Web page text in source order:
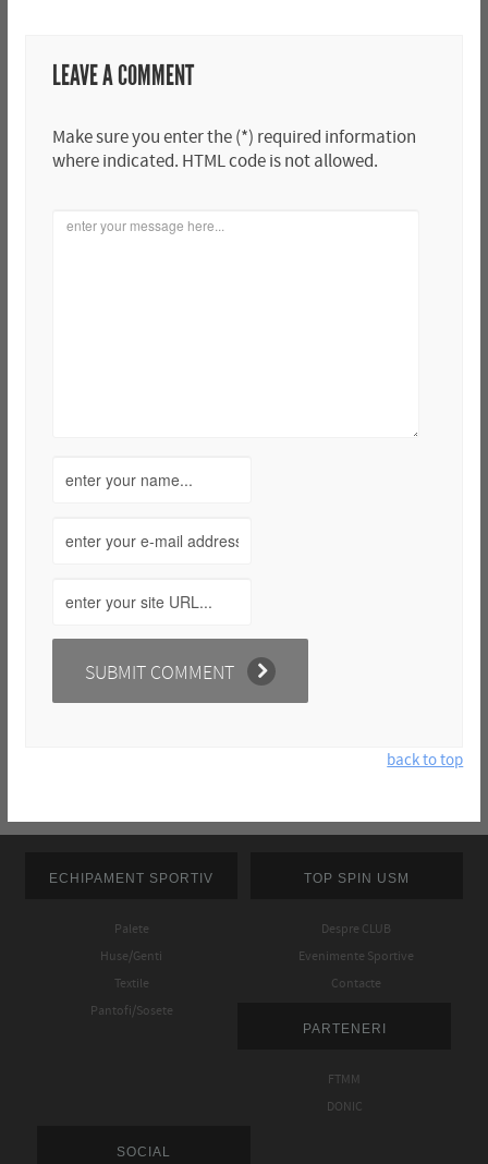
LEAVE A COMMENT
Make sure you enter the (*) required information
where indicated. HTML code is not allowed.
back to top
ECHIPAMENT SPORTIV
Palete
Huse/Genti
Textile
Pantofi/Sosete
TOP SPIN USM
Despre CLUB
Evenimente Sportive
Contacte
PARTENERI
FTMM
DONIC
SOCIAL